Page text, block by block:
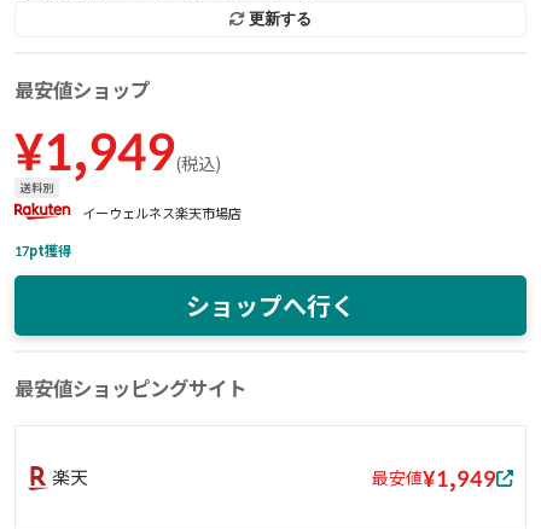
更新する
最安値ショップ
¥1,949(税込)
送料別
イーウェルネス楽天市場店
17pt獲得
ショップへ行く
最安値ショッピングサイト
楽天 最安値¥1,949